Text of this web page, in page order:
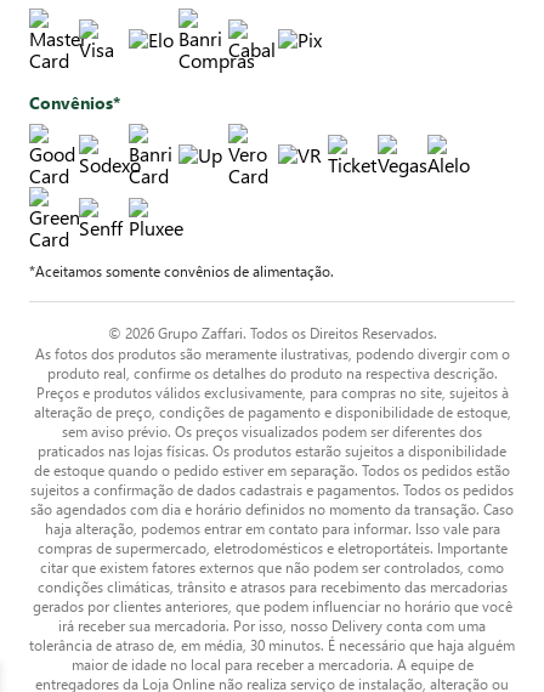
Convênios*
*Aceitamos somente convênios de alimentação.
© 2026 Grupo Zaffari. Todos os Direitos Reservados.
As fotos dos produtos são meramente ilustrativas, podendo divergir com o
produto real, confirme os detalhes do produto na respectiva descrição.
Preços e produtos válidos exclusivamente, para compras no site, sujeitos à
alteração de preço, condições de pagamento e disponibilidade de estoque,
sem aviso prévio. Os preços visualizados podem ser diferentes dos
praticados nas lojas físicas. Os produtos estarão sujeitos a disponibilidade
de estoque quando o pedido estiver em separação. Todos os pedidos estão
sujeitos a confirmação de dados cadastrais e pagamentos. Todos os pedidos
são agendados com dia e horário definidos no momento da transação. Caso
haja alteração, podemos entrar em contato para informar. Isso vale para
compras de supermercado, eletrodomésticos e eletroportáteis. Importante
citar que existem fatores externos que não podem ser controlados, como
condições climáticas, trânsito e atrasos para recebimento das mercadorias
gerados por clientes anteriores, que podem influenciar no horário que você
irá receber sua mercadoria. Por isso, nosso Delivery conta com uma
tolerância de atraso de, em média, 30 minutos. É necessário que haja alguém
maior de idade no local para receber a mercadoria. A equipe de
entregadores da Loja Online não realiza serviço de instalação, alteração ou